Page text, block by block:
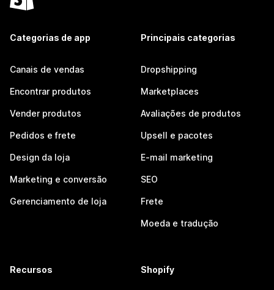
Categorias de app
Canais de vendas
Encontrar produtos
Vender produtos
Pedidos e frete
Design da loja
Marketing e conversão
Gerenciamento de loja
Principais categorias
Dropshipping
Marketplaces
Avaliações de produtos
Upsell e pacotes
E-mail marketing
SEO
Frete
Moeda e tradução
Recursos Shopify